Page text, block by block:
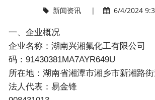
新闻资讯 | 6/4/2024
一、企业概况
企业名称：湖南兴湘氟化工有限公
码：91430381MA7AYR649U
所在地：湖南省湘潭市湘乡市新湘路
法人代表：易金锋 联